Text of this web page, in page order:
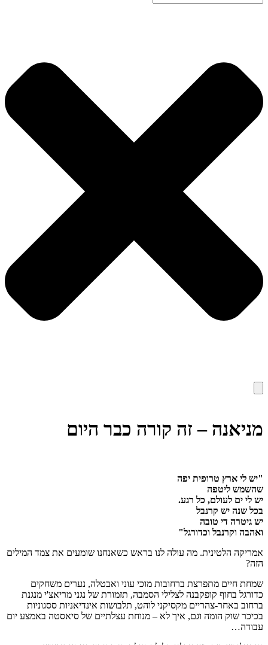
מניאנה – זה קורה כבר היום
"יש לי ארץ טרופית יפה
שהשמש ליטפה
יש לי ים לעולם, כל רגע.
בכל שנה יש קרנבל
יש גיטרה די טובה
ואהבה וקרנבל וכדורגל"
אמריקה הלטינית. מה עולה לנו בראש כשאנחנו שומעים את צמד המילים
הזה?
שמחת חיים מתפרצת ברחובות מוכי עוני ואבטלה, נערים משחקים
כדורגל בחוף קופקבנה לצלילי הסמבה, תזמורת של נגני מריאצ'י מנגנת
ברחוב באחר-צהריים מקסיקני לוהט, תלבושות אינדיאניות ססגוניות
בכיכר שוק הומה וגם, איך לא – מנוחת עצלתיים של סיאסטה באמצע יום
עבודה…